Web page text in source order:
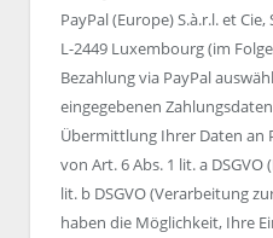
PayPal (Europe) S.à.r.l. et
L-2449 Luxembourg (im
Bezahlung via PayPal
eingegebenen
Übermittlung Ihrer Daten an
von Art. 6 Abs. 1 lit. a
lit. b DSGVO (Verarbeitung
haben die Möglichkeit, Ihre